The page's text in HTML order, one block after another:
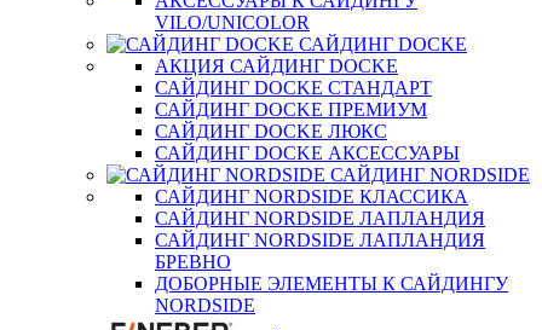
VILO/UNICOLOR
САЙДИНГ DOCKE
АКЦИЯ САЙДИНГ DOCKE
САЙДИНГ DOCKE СТАНДАРТ
САЙДИНГ DOCKE ПРЕМИУМ
САЙДИНГ DOCKE ЛЮКС
САЙДИНГ DOCKE АКСЕССУАРЫ
САЙДИНГ NORDSIDE
САЙДИНГ NORDSIDE КЛАССИКА
САЙДИНГ NORDSIDE ЛАПЛАНДИЯ
САЙДИНГ NORDSIDE ЛАПЛАНДИЯ
БРЕВНО
ДОБОРНЫЕ ЭЛЕМЕНТЫ К САЙДИНГУ
NORDSIDE